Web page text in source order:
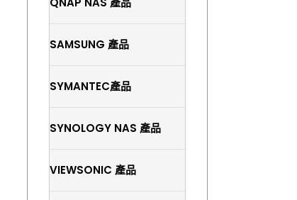
SAMSUNG 產品
SYMANTEC產品
SYNOLOGY NAS 產品
VIEWSONIC 產品